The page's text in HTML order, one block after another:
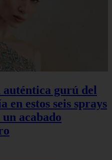
gurú del
en estos seis sprays
acabado